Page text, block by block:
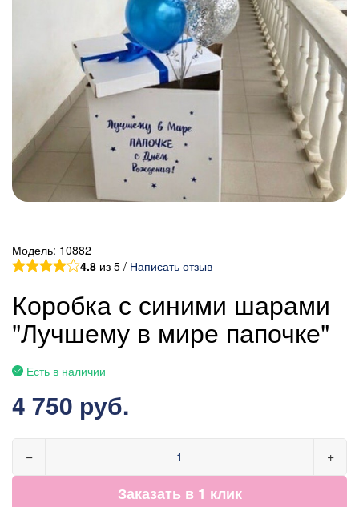
Модель: 10882
4.8 из 5 / Написать отзыв
Коробка с синими шарами
"Лучшему в мире папочке"
Есть в наличии
4 750 руб.
− +
Заказать в 1 клик